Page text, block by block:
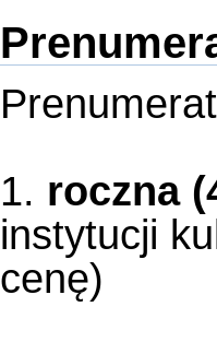
1. roczna
instytucji
cenę)